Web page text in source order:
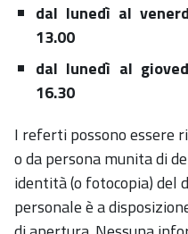
dal lunedì al
13.00
dal lunedì al
16.30
I referti possono essere
o da persona munita di
identità (o fotocopia) del
personale è a